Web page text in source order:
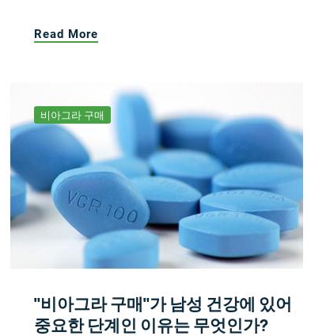
Read More
비아그라 구매
"비아그라 구매"가 남성 건강에 있어
중요한 단계인 이유는 무엇인가?